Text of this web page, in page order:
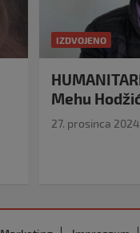
IZDVOJENO
Mehu
27. prosinca